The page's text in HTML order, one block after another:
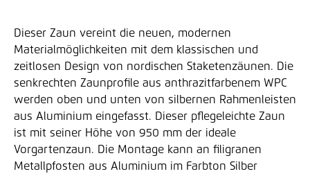
Dieser Zaun vereint die neuen, modernen
Materialmöglichkeiten mit dem klassischen und
zeitlosen Design von nordischen Staketenzäunen. Die
senkrechten Zaunprofile aus anthrazitfarbenem WPC
werden oben und unten von silbernen Rahmenleisten
aus Aluminium eingefasst. Dieser pflegeleichte Zaun
ist mit seiner Höhe von 950 mm der ideale
Vorgartenzaun. Die Montage kann an filigranen
Metallpfosten aus Aluminium im Farbton Silber